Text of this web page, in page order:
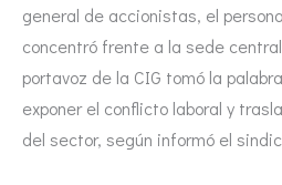
general de accionistas, el
concentró frente a la sede
portavoz de la CIG tomó la
exponer el conflicto laboral y
del sector, según informó el